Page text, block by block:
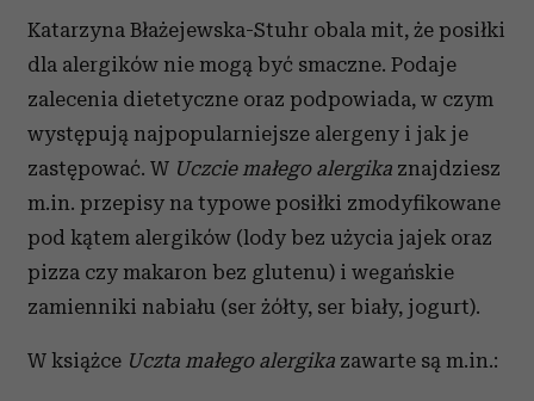
Katarzyna Błażejewska-Stuhr obala mit, że posiłki
dla alergików nie mogą być smaczne. Podaje
zalecenia dietetyczne oraz podpowiada, w czym
występują najpopularniejsze alergeny i jak je
zastępować. W Uczcie małego alergika znajdziesz
m.in. przepisy na typowe posiłki zmodyfikowane
pod kątem alergików (lody bez użycia jajek oraz
pizza czy makaron bez glutenu) i wegańskie
zamienniki nabiału (ser żółty, ser biały, jogurt).
W książce Uczta małego alergika zawarte są m.in.: